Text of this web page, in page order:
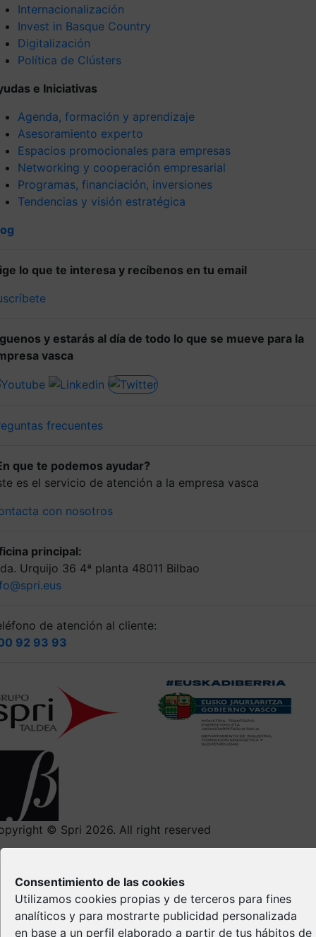
Consentimiento de las cookies
Utilizamos cookies propias y de terceros para fines
analíticos y para mostrarte publicidad personalizada
en base a un perfil elaborado a partir de tus hábitos de
Internacionalización
Invest in Basque Country
Digitalización
Política de Clústers
e Iniciativas
Agenda, formación y aprendizaje
Asesoramiento experto
Espacios promocionales para empresas
Networking y cooperación empresarial
Programas, financiación, inversiones
Tendencias y visión estratégica
lo que te interesa y recíbenos en tu email
y estarás al día de todo lo que se mueve para la
vasca
frecuentes
que te podemos ayudar?
es el servicio de atención a la empresa vasca
con nosotros
principal:
Urquijo 36 4ª planta 48011 Bilbao
de atención al cliente:
92 93 93
© Spri 2026. All right reserved
Política de privacidad
Política de Cookies
Propiedad Intelectual